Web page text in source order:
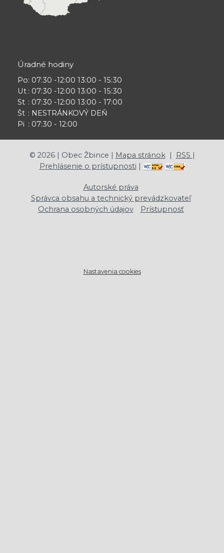
Úradné hodiny
Po
Ut
St
Št
Pi
: 07:30 -12:00 13:00 - 15:30
: 07:30 -12:00 13:00 - 15:30
: 07:30 -12:00 13:00 - 17:00
: NESTRÁNKOVÝ DEŇ
: 07:30 - 12:00
© 2026| Obec Žbince | Mapa stránok| RSS |
Prehlásenie o prístupnosti |
Autorské práva
Správca obsahu a technický prevádzkovateľ
Ochrana osobných údajov
Prístupnosť
Nastavenia cookies